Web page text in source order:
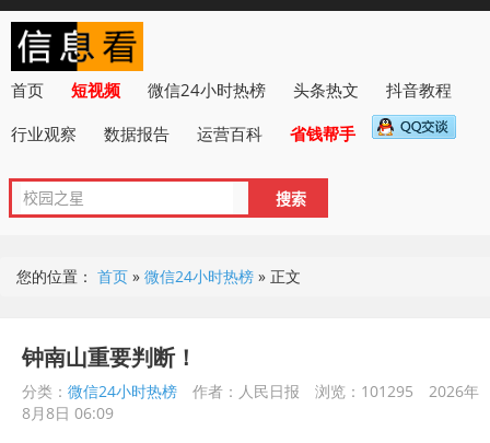
首页 短视频 微信24小时热榜 头条热文
抖音教程
行业观察
数据报告 运营百科 省钱帮手
您的位置： 首页 » 微信24小时热榜 » 正文
钟南山重要判断！
分类： 微信24小时热榜 作者：人民日报 浏览：101295
2026年
8月8日 06:09